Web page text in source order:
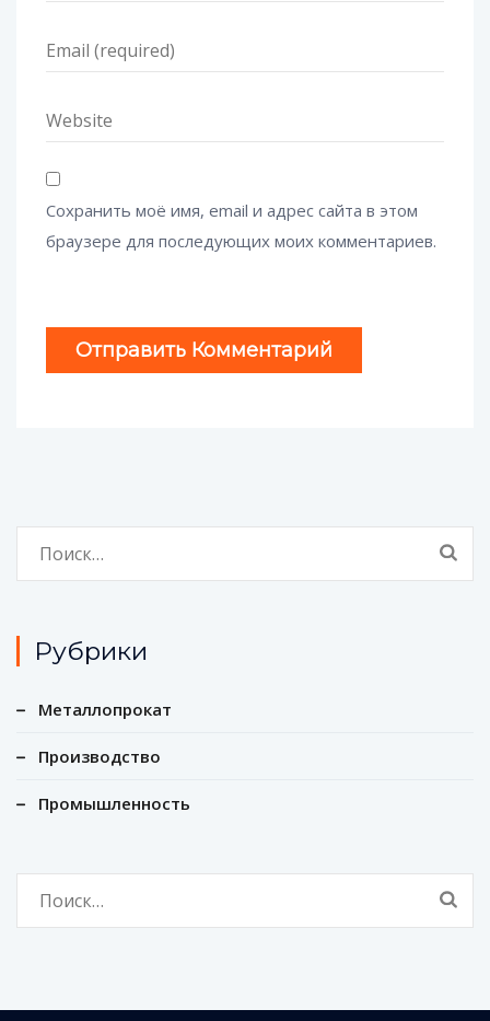
Сохранить моё имя, email и адрес сайта в этом
браузере для последующих моих комментариев.
Рубрики
Металлопрокат
Производство
Промышленность